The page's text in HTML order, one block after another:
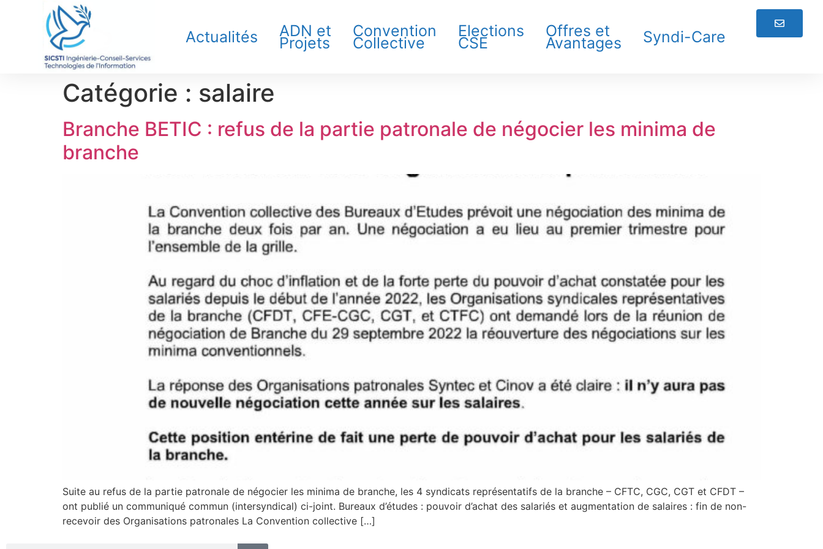
Actualités ADN et
Projets
Convention
Collective
Elections
CSE
Offres et
Avantages Syndi-Care
Catégorie : salaire
Branche BETIC : refus de la partie patronale de négocier les minima de
branche
Suite au refus de la partie patronale de négocier les minima de branche, les 4 syndicats représentatifs de la branche – CFTC, CGC, CGT et CFDT –
ont publié un communiqué commun (intersyndical) ci-joint. Bureaux d’études : pouvoir d’achat des salariés et augmentation de salaires : fin de non-
recevoir des Organisations patronales La Convention collective […]